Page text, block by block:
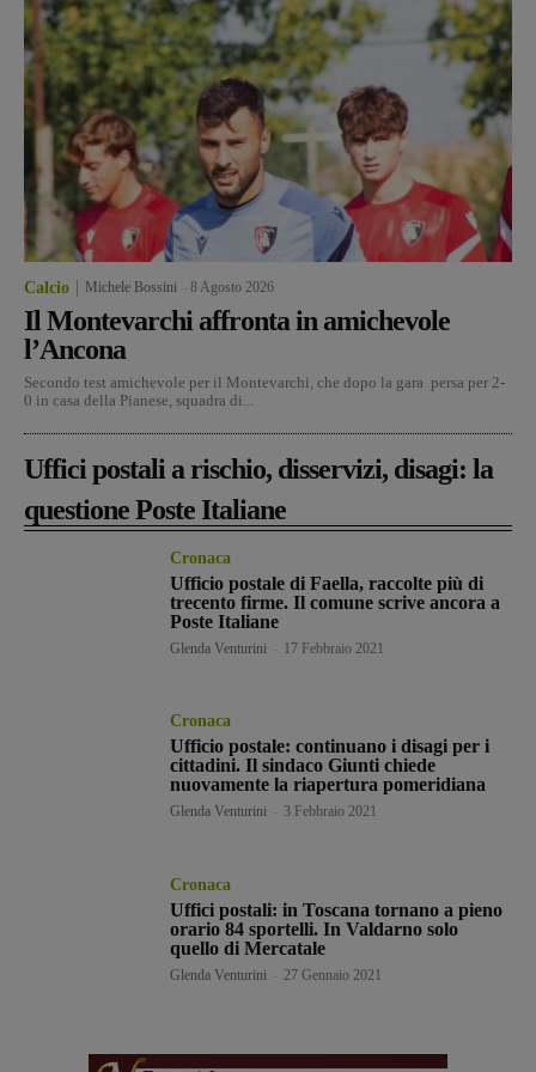
Calcio Michele Bossini 8 Agosto 2026
Il Montevarchi affronta in amichevole
l’Ancona
Secondo test amichevole per il Montevarchi, che dopo la gara persa per 2-
0 in casa della Pianese, squadra di...
Uffici postali a rischio, disservizi, disagi: la
questione Poste Italiane
Cronaca
Ufficio postale di Faella, raccolte più di
trecento firme. Il comune scrive ancora a
Poste Italiane
Glenda Venturini 17 Febbraio 2021
Cronaca
Ufficio postale: continuano i disagi per i
cittadini. Il sindaco Giunti chiede
nuovamente la riapertura pomeridiana
Glenda Venturini 3 Febbraio 2021
Cronaca
Uffici postali: in Toscana tornano a pieno
orario 84 sportelli. In Valdarno solo
quello di Mercatale
Glenda Venturini 27 Gennaio 2021